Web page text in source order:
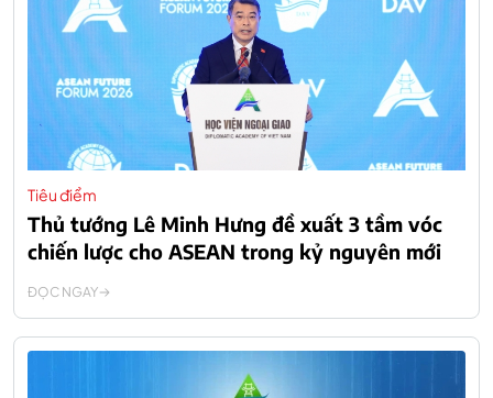
Tiêu điểm
Thủ tướng Lê Minh Hưng đề xuất 3 tầm vóc
chiến lược cho ASEAN trong kỷ nguyên mới
ĐỌC NGAY